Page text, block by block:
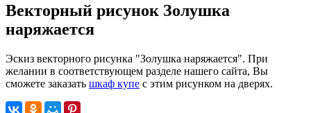
Векторный рисунок Золушка
наряжается
Эскиз векторного рисунка "Золушка наряжается". При
желании в соответствующем разделе нашего сайта, Вы
сможете заказать шкаф купе с этим рисунком на дверях.